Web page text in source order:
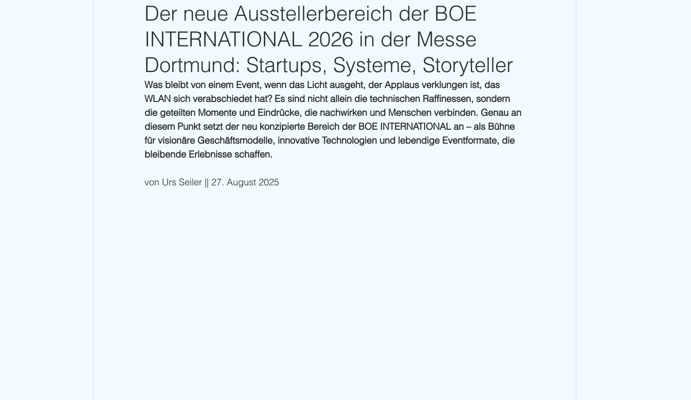
Der neue Ausstellerbereich der BOE
INTERNATIONAL 2026 in der Messe
Dortmund: Startups, Systeme, Storyteller
Was bleibt von einem Event, wenn das Licht ausgeht, der Applaus verklungen ist, das
WLAN sich verabschiedet hat? Es sind nicht allein die technischen Raffinessen, sondern
die geteilten Momente und Eindrücke, die nachwirken und Menschen verbinden. Genau an
diesem Punkt setzt der neu konzipierte Bereich der BOE INTERNATIONAL an – als Bühne
für visionäre Geschäftsmodelle, innovative Technologien und lebendige Eventformate, die
bleibende Erlebnisse schaffen.
von Urs Seiler || 27. August 2025